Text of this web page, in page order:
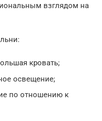
взглядом на
кровать;
освещение;
по отношению к